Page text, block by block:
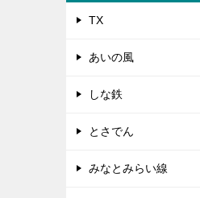
TX
あいの風
しな鉄
とさでん
みなとみらい線